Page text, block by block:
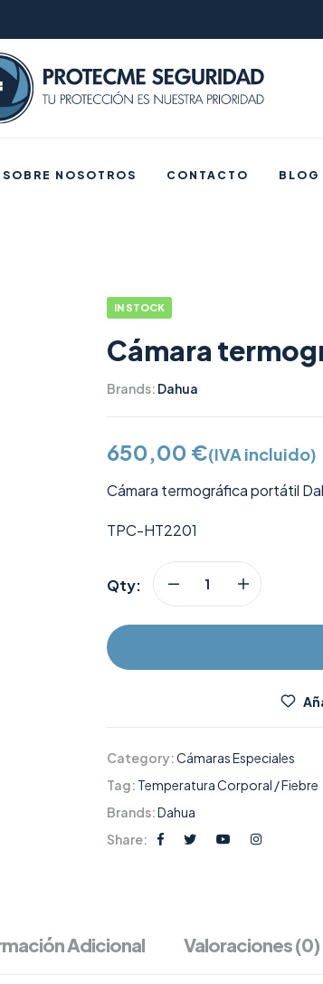
SOBRE NOSOTROS CONTACTO BLOG
IN STOCK
Cámara
Brands: Dahua
650,00 €(IVA incluido)
Cámara termográfica portátil
TPC-HT2201
Qty:
Category:Cámaras Especiales
Tag: Temperatura Corporal / Fiebre
Brands:Dahua
Share:
Adicional Valoraciones (0)